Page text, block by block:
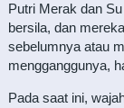
Putri Merak dan
bersila, dan
sebelumnya atau
mengganggunya,
Pada saat ini,